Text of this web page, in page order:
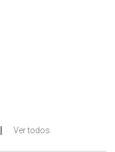
Ver todos